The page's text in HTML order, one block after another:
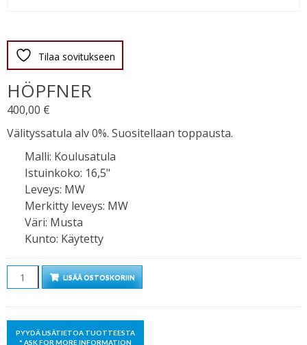
Tilaa sovitukseen
HÖPFNER
400,00 €
Välityssatula alv 0%. Suositellaan toppausta.
Malli: Koulusatula
Istuinkoko: 16,5"
Leveys: MW
Merkitty leveys: MW
Väri: Musta
Kunto: Käytetty
Määrä LISÄÄ OSTOSKORIIN